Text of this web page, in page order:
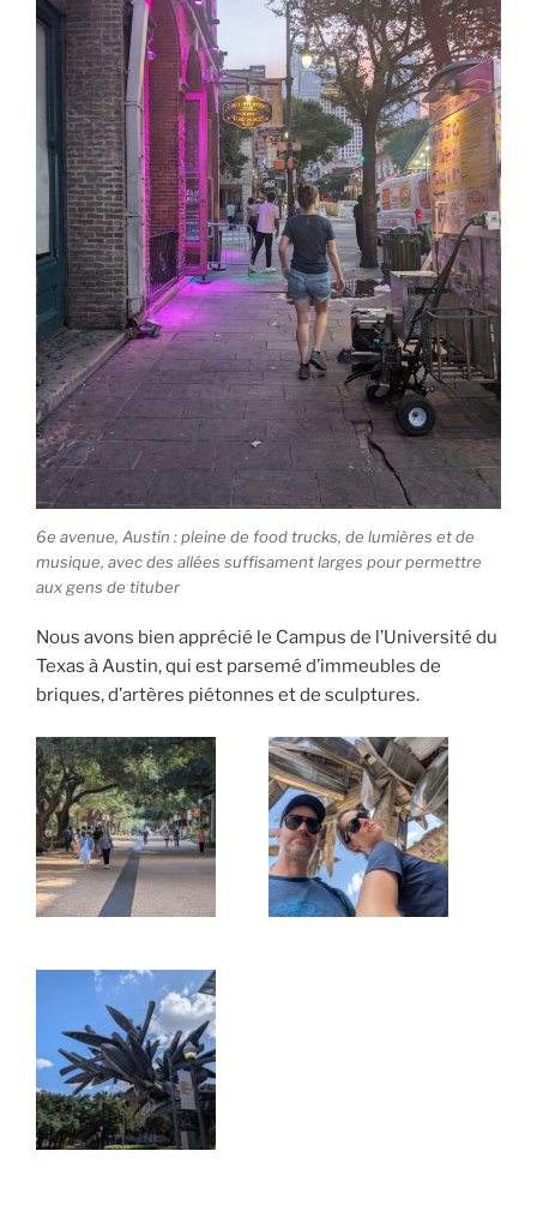
6e avenue, Austin : pleine de food trucks, de lumières et de
musique, avec des allées suffisament larges pour permettre
aux gens de tituber
Nous avons bien apprécié le Campus de l’Université du
Texas à Austin, qui est parsemé d’immeubles de
briques, d’artères piétonnes et de sculptures.